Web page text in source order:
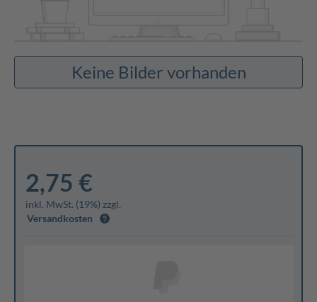
Keine Bilder vorhanden
2,75 €
inkl. MwSt. (19%) zzgl.
Versandkosten